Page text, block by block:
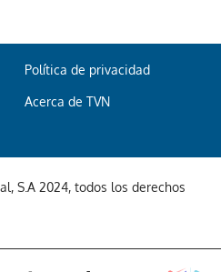
Política de privacidad
Acerca de TVN
S.A 2024, todos los derechos